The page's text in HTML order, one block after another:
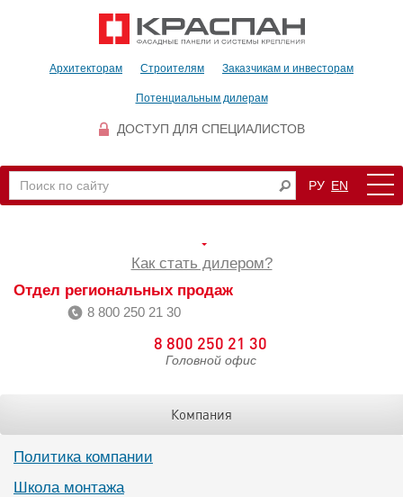
Архитекторам Строителям Заказчикам и инвесторам
Потенциальным дилерам
ДОСТУП ДЛЯ СПЕЦИАЛИСТОВ
РУ EN
Как стать дилером?
Отдел региональных продаж
8 800 250 21 30
8 800 250 21 30
Головной офис
Компания
Политика компании
Школа монтажа